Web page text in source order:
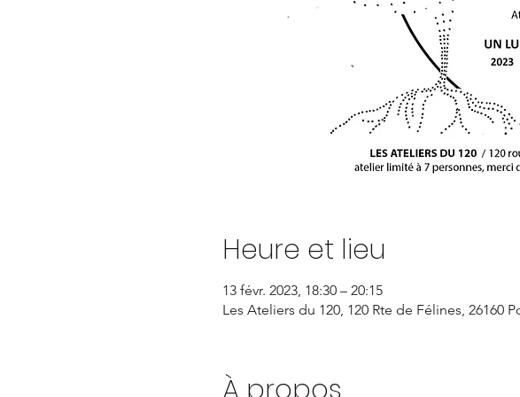
Heure et lieu
13 févr. 2023, 18:30 – 20:15
Les Ateliers du 120, 120 Rte de Félines, 26160